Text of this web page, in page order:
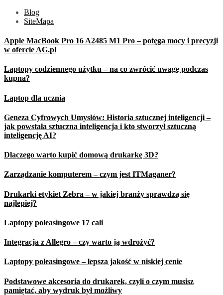
Blog
SiteMapa
Apple MacBook Pro 16 A2485 M1 Pro – potęga mocy i precyzji
w ofercie AG.pl
Laptopy codziennego użytku – na co zwrócić uwagę podczas
kupna?
Laptop dla ucznia
Geneza Cyfrowych Umysłów: Historia sztucznej inteligencji –
jak powstała sztuczna inteligencja i kto stworzył sztuczną
inteligencję AI?
Dlaczego warto kupić domową drukarkę 3D?
Zarządzanie komputerem – czym jest ITMaganer?
Drukarki etykiet Zebra – w jakiej branży sprawdzą się
najlepiej?
Laptopy poleasingowe 17 cali
Integracja z Allegro – czy warto ją wdrożyć?
Laptopy poleasingowe – lepsza jakość w niskiej cenie
Podstawowe akcesoria do drukarek, czyli o czym musisz
pamiętać, aby wydruk był możliwy